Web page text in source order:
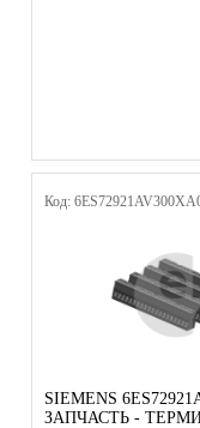
Код:
SIEMENS
ЗАПЧАСТЬ -